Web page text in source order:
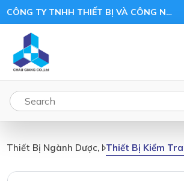
CÔNG TY TNHH THIẾT BỊ VÀ CÔNG NGHỆ CHÂU GIANG
Thiết Bị Ngành Dược, Mỹ Phẩm
Thiết Bị Kiểm